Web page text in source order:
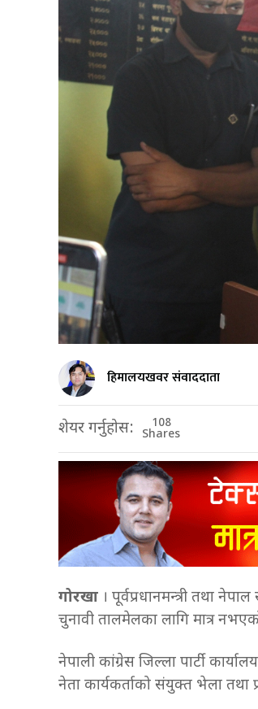
हिमालयखवर संवाददाता
शेयर गर्नुहोस: 108
Shares
गोरखा । पूर्वप्रधानमन्त्री तथा
चुनावी तालमेलका लागि मात्र
नेपाली कांग्रेस जिल्ला पार्टी
नेता कार्यकर्ताको संयुक्त भेला तथा